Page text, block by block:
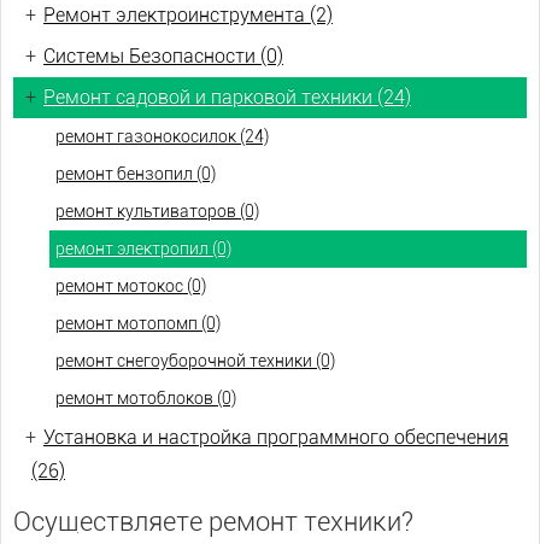
+ Ремонт электроинструмента (2)
+ Системы Безопасности (0)
+ Ремонт садовой и парковой техники (24)
ремонт газонокосилок (24)
ремонт бензопил (0)
ремонт культиваторов (0)
ремонт электропил (0)
ремонт мотокос (0)
ремонт мотопомп (0)
ремонт снегоуборочной техники (0)
ремонт мотоблоков (0)
+ Установка и настройка программного обеспечения
(26)
Осуществляете ремонт техники?